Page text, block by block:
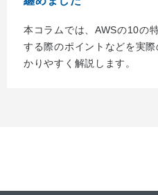
本コラムでは、AWSの10の
する際のポイントなどを実
かりやすく解説します。